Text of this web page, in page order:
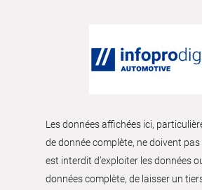
Les données affichées ici,
de donnée complète, ne doivent pas
est interdit d’exploiter les données
données complète, de laisser un